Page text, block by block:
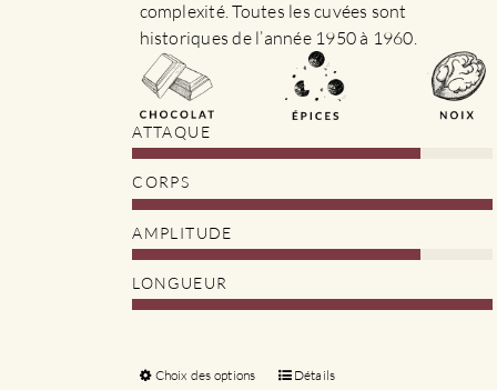
complexité. Toutes les cuvées sont
historiques de l’année 1950 à 1960.
ATTAQUE
CORPS
AMPLITUDE
LONGUEUR
Choix des options
CeDétails